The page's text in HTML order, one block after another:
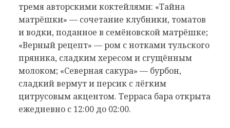
тремя авторскими коктейлями: «Тайна
матрёшки» — сочетание клубники, томатов
и водки, поданное в семёновской матрёшке;
«Верный рецепт» — ром с нотками тульского
пряника, сладким хересом и сгущённым
молоком; «Северная сакура» — бурбон,
сладкий вермут и персик с лёгким
цитрусовым акцентом. Терраса бара открыта
ежедневно с 12:00 до 02:00.